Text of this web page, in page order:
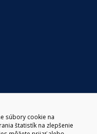
súbory cookie na
štatistík na zlepšenie